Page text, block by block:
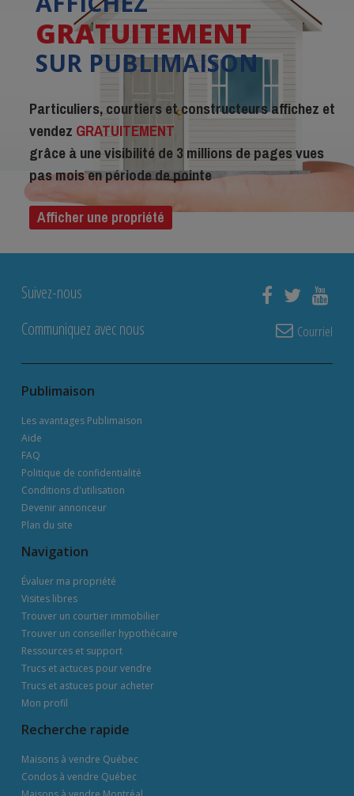
GRATUITEMENT
SUR PUBLIMAISON
Particuliers, courtiers et constructeurs affichez et
vendez GRATUITEMENT
grâce à une visibilité de 3 millions de pages vues
pas mois en période de pointe
Afficher une propriété
Suivez-nous
Communiquez avec nous
Courriel
Publimaison
Les avantages Publimaison
Aide
FAQ
Politique de confidentialité
Conditions d'utilisation
Devenir annonceur
Plan du site
Navigation
Évaluer ma propriété
Visites libres
Trouver un courtier immobilier
Trouver un conseiller hypothécaire
Ressources et support
Trucs et actuces pour vendre
Trucs et astuces pour acheter
Mon profil
Recherche rapide
Maisons à vendre Québec
Condos à vendre Québec